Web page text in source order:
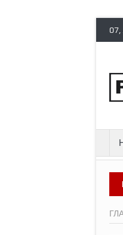
07,
политических